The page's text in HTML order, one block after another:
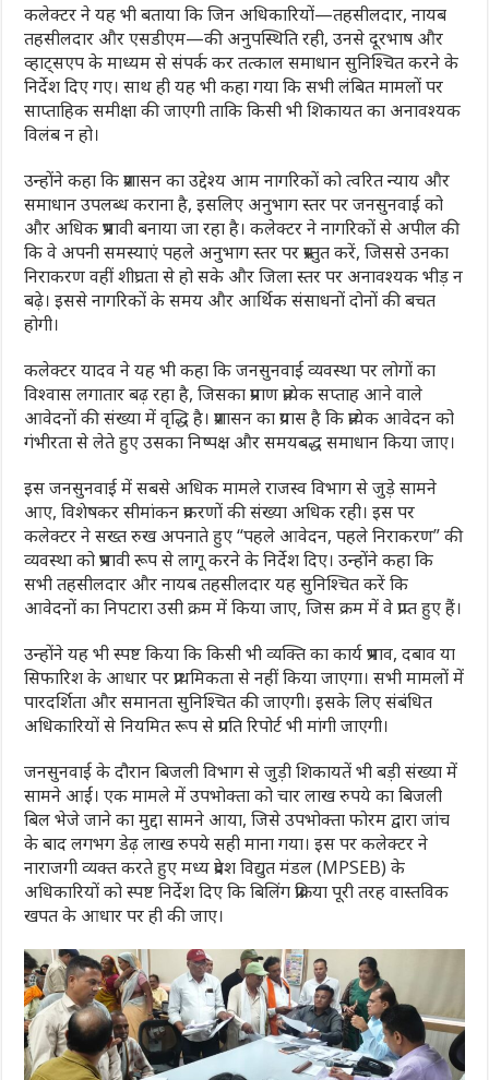
कलेक्टर ने यह भी बताया कि जिन अधिकारियों—तहसीलदार, नायब
तहसीलदार और एसडीएम—की अनुपस्थिति रही, उनसे दूरभाष और
व्हाट्सएप के माध्यम से संपर्क कर तत्काल समाधान सुनिश्चित करने के
निर्देश दिए गए। साथ ही यह भी कहा गया कि सभी लंबित मामलों पर
साप्ताहिक समीक्षा की जाएगी ताकि किसी भी शिकायत का अनावश्यक
विलंब न हो।
उन्होंने कहा कि प्रशासन का उद्देश्य आम नागरिकों को त्वरित न्याय और
समाधान उपलब्ध कराना है, इसलिए अनुभाग स्तर पर जनसुनवाई को
और अधिक प्रभावी बनाया जा रहा है। कलेक्टर ने नागरिकों से अपील की
कि वे अपनी समस्याएं पहले अनुभाग स्तर पर प्रस्तुत करें, जिससे उनका
निराकरण वहीं शीघ्रता से हो सके और जिला स्तर पर अनावश्यक भीड़ न
बढ़े। इससे नागरिकों के समय और आर्थिक संसाधनों दोनों की बचत
होगी।
कलेक्टर यादव ने यह भी कहा कि जनसुनवाई व्यवस्था पर लोगों का
विश्वास लगातार बढ़ रहा है, जिसका प्रमाण प्रत्येक सप्ताह आने वाले
आवेदनों की संख्या में वृद्धि है। प्रशासन का प्रयास है कि प्रत्येक आवेदन को
गंभीरता से लेते हुए उसका निष्पक्ष और समयबद्ध समाधान किया जाए।
इस जनसुनवाई में सबसे अधिक मामले राजस्व विभाग से जुड़े सामने
आए, विशेषकर सीमांकन प्रकरणों की संख्या अधिक रही। इस पर
कलेक्टर ने सख्त रुख अपनाते हुए “पहले आवेदन, पहले निराकरण” की
व्यवस्था को प्रभावी रूप से लागू करने के निर्देश दिए। उन्होंने कहा कि
सभी तहसीलदार और नायब तहसीलदार यह सुनिश्चित करें कि
आवेदनों का निपटारा उसी क्रम में किया जाए, जिस क्रम में वे प्राप्त हुए हैं।
उन्होंने यह भी स्पष्ट किया कि किसी भी व्यक्ति का कार्य प्रभाव, दबाव या
सिफारिश के आधार पर प्राथमिकता से नहीं किया जाएगा। सभी मामलों में
पारदर्शिता और समानता सुनिश्चित की जाएगी। इसके लिए संबंधित
अधिकारियों से नियमित रूप से प्रगति रिपोर्ट भी मांगी जाएगी।
जनसुनवाई के दौरान बिजली विभाग से जुड़ी शिकायतें भी बड़ी संख्या में
सामने आईं। एक मामले में उपभोक्ता को चार लाख रुपये का बिजली
बिल भेजे जाने का मुद्दा सामने आया, जिसे उपभोक्ता फोरम द्वारा जांच
के बाद लगभग डेढ़ लाख रुपये सही माना गया। इस पर कलेक्टर ने
नाराजगी व्यक्त करते हुए मध्य प्रदेश विद्युत मंडल (MPSEB) के
अधिकारियों को स्पष्ट निर्देश दिए कि बिलिंग प्रक्रिया पूरी तरह वास्तविक
खपत के आधार पर ही की जाए।